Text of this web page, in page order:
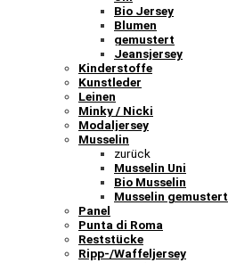
Bio Jersey
Blumen
gemustert
Jeansjersey
Kinderstoffe
Kunstleder
Leinen
Minky / Nicki
Modaljersey
Musselin
zurück
Musselin Uni
Bio Musselin
Musselin gemustert
Panel
Punta di Roma
Reststücke
Ripp-/Waffeljersey